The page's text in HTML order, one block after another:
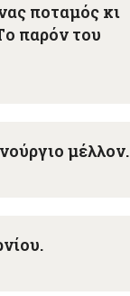
ποταμός κι
παρόν του
μέλλον.